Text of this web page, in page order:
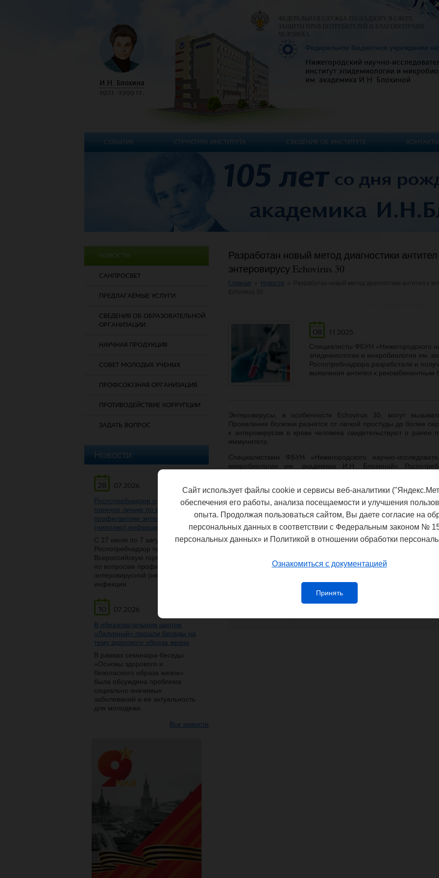
НОВОСТИ
САНПРОСВЕТ
ПРЕДЛАГАЕМЫЕ УСЛУГИ
СВЕДЕНИЯ ОБ ОБРАЗОВАТЕЛЬНОЙ
ОРГАНИЗАЦИИ
НАУЧНАЯ ПРОДУКЦИЯ
СОВЕТ МОЛОДЫХ УЧЕНЫХ
ПРОФСОЮЗНАЯ ОРГАНИЗАЦИЯ
ПРОТИВОДЕЙСТВИЕ КОРРУПЦИИ
ЗАДАТЬ ВОПРОС
Новости
28
07.2026
Роспотребнадзор открывает
горячую линию по вопросам
профилактики энтеровирусной
(неполио) инфекции
С 27 июля по 7 августа
Роспотребнадзор проведет
Всероссийскую горячую линию
по вопросам профилактики
энтеровирусной (неполио)
инфекции.
10
07.2026
В образовательном центре
«Лазурный» прошли беседы на
тему здорового образа жизни
В рамках семинара-беседы
«Основы здорового и
безопасного образа жизни»
была обсуждена проблема
социально значимых
заболеваний и её актуальность
для молодежи.
Все новости
Разработан новый метод диагностики антител
энтеровирусу Echovirus 30
Главная Новости
08
11.2025
Специалисты ФБУН «Нижегородского
эпидемиологии и микробиологии им.
Роспотребнадзора разработали и
выявления антител к рекомбинантным
Энтеровирусы, в особенности Echovirus 30, могут
Проявления болезни разнятся от легкой простуды до более
к энтеровирусам в крови человека свидетельствуют о ранее
иммунитета.
Специалистами ФБУН «Нижегородского научно-
микробиологии им. академика И.Н. Блохиной»
определения антител к Echovirus 30 в крови человека.
рекомбинантных вирусных белков VP1, VP2 и VP3,
30 антителами.
Новая разработка найдент применение при оценке
к Echovirus 30, а также тестировании эффективности вакцин
На изобретение оформлен патент РФ №2837116.
Федеральная служба по надзору в
Управление Федеральной службы
потребителей и благополучия
ФЕДЕРАЛЬНАЯ СЛУЖБА ПО НАДЗОРУ В СФЕРЕ
ЗАЩИТЫ ПРАВ ПОТРЕБИТЕЛЕЙ И БЛАГОПОЛУЧИЯ
ЧЕЛОВЕКА
Федеральное бюджетное учреждение
Нижегородский научно-
институт эпидемиологии и
им. академика И.Н. Блохиной
СОБЫТИЯ СТРУКТУРА ИНСТИТУТА СВЕДЕНИЯ ОБ ИНСТИТУТЕ КОНТАКТЫ
Сайт использует файлы cookie и сервисы веб-аналитики
обеспечения его работы, анализа посещаемости и улучшения
опыта. Продолжая пользоваться сайтом, Вы даете согласие на
персональных данных в соответствии с Федеральным законом №
персональных данных» и Политикой в отношении обработки
Ознакомиться с документацией
Принять